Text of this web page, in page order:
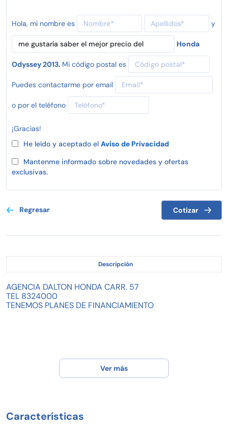
Hola, mi nombre es y
Honda
Odyssey 2013. Mi código postal es
Puedes contactarme por email
o por el teléfono
¡Gracias!
He leído y aceptado el Aviso de Privacidad
Mantenme informado sobre novedades y ofertas
exclusivas.
Regresar Cotizar
Descripción
AGENCIA DALTON HONDA CARR. 57
TEL 8324000
TENEMOS PLANES DE FINANCIAMIENTO
Ver más
Características